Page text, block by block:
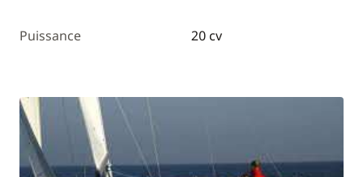
Puissance 20 cv